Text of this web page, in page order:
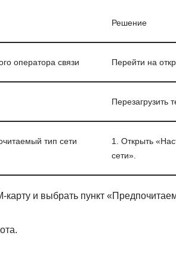
Решение
оператора связи Перейти на
Перезагрузить
тип сети
1. Открыть
сети».
и выбрать пункт